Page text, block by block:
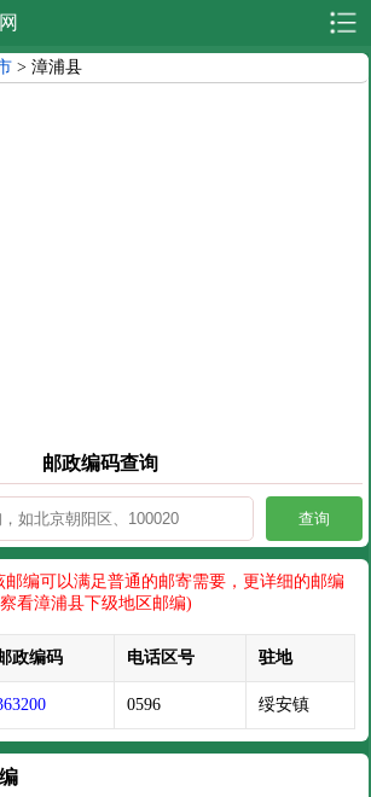
> 漳浦县
邮政编码查询
查询
邮编可以满足普通的邮寄需要，更详细的邮编
看漳浦县下级地区邮编)
政编码 电话区号 驻地
0596 绥安镇